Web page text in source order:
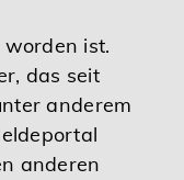
ist.
das seit
anderem
anderen